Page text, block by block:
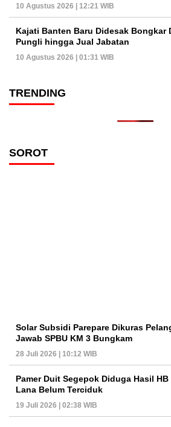
10 Agustus 2026 | 12:21 WIB
Kajati Banten Baru Didesak Bongkar
Pungli hingga Jual Jabatan
10 Agustus 2026 | 01:31 WIB
TRENDING
SOROT
Solar Subsidi Parepare Dikuras
Jawab SPBU KM 3 Bungkam
28 Juli 2026 | 10:12 WIB
Pamer Duit Segepok Diduga Hasil
Lana Belum Terciduk
19 Juli 2026 | 02:38 WIB